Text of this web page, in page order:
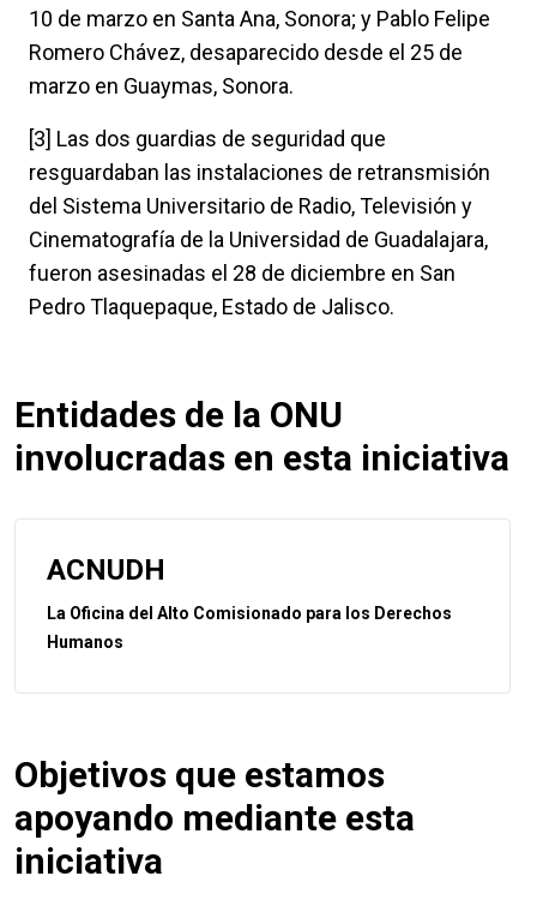
10 de marzo en Santa Ana, Sonora; y Pablo Felipe
Romero Chávez, desaparecido desde el 25 de
marzo en Guaymas, Sonora.
[3] Las dos guardias de seguridad que
resguardaban las instalaciones de retransmisión
del Sistema Universitario de Radio, Televisión y
Cinematografía de la Universidad de Guadalajara,
fueron asesinadas el 28 de diciembre en San
Pedro Tlaquepaque, Estado de Jalisco.
Entidades de la ONU
involucradas en esta iniciativa
ACNUDH
La Oficina del Alto Comisionado para los Derechos
Humanos
Objetivos que estamos
apoyando mediante esta
iniciativa